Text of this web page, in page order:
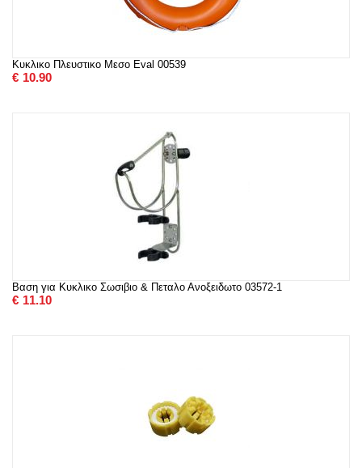
Κυκλικo Πλευστικo Μεσo Eval 00539
€ 10.90
Βαση για Κυκλικο Σωσιβιο & Πεταλο Ανοξειδωτο 03572-1
€ 11.10